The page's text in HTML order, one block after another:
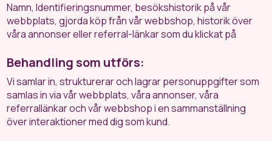
Namn, Identifieringsnummer, besökshistorik på vår
webbplats, gjorda köp från vår webbshop, historik över
våra annonser eller referral-länkar som du klickat på
Behandling som utförs:
Vi samlar in, strukturerar och lagrar personuppgifter som
samlas in via vår webbplats, våra annonser, våra
referrallänkar och vår webbshop i en sammanställning
över interaktioner med dig som kund.